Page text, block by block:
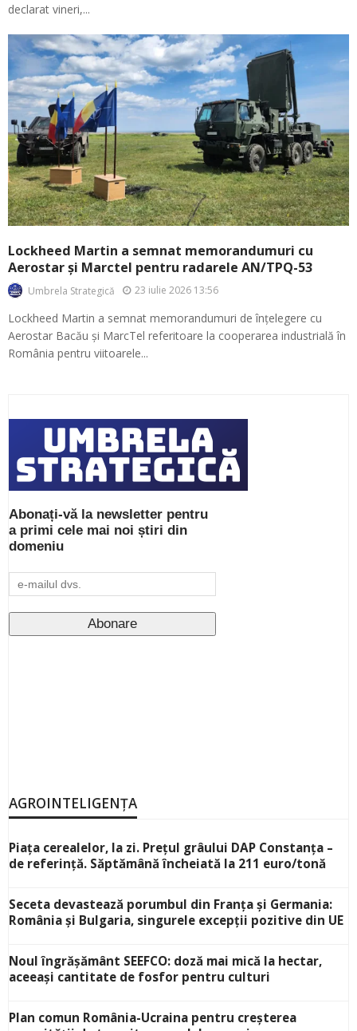
declarat vineri,...
Lockheed Martin a semnat memorandumuri cu
Aerostar și Marctel pentru radarele AN/TPQ-53
Umbrela Strategică 23 iulie 2026 13:56
Lockheed Martin a semnat memorandumuri de înțelegere cu
Aerostar Bacău și MarcTel referitoare la cooperarea industrială în
România pentru viitoarele...
Abonați-vă la newsletter pentru
a primi cele mai noi știri din
domeniu
AGROINTELIGENȚA
Piața cerealelor, la zi. Prețul grâului DAP Constanța –
de referință. Săptămână încheiată la 211 euro/tonă
Seceta devastează porumbul din Franța și Germania:
România și Bulgaria, singurele excepții pozitive din UE
Noul îngrășământ SEEFCO: doză mai mică la hectar,
aceeași cantitate de fosfor pentru culturi
Plan comun România-Ucraina pentru creșterea